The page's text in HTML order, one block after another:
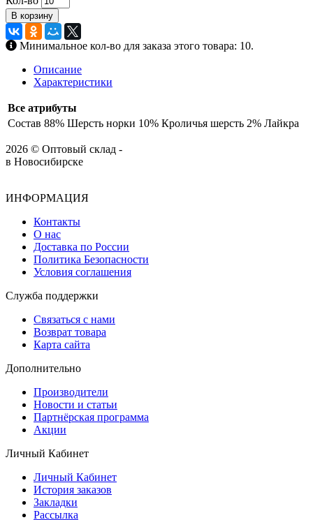
В корзину
Минимальное кол-во для заказа этого товара: 10.
Описание
Характеристики
Все атрибуты
Состав 88% Шерсть норки 10% Кроличья шерсть 2% Лайкра
2026 © Оптовый склад -
в Новосибирске
ИНФОРМАЦИЯ
Контакты
О нас
Доставка по России
Политика Безопасности
Условия соглашения
Служба поддержки
Связаться с нами
Возврат товара
Карта сайта
Дополнительно
Производители
Новости и статьи
Партнёрская программа
Акции
Личный Кабинет
Личный Кабинет
История заказов
Закладки
Рассылка